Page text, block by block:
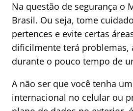
Na questão de segurança o
Brasil. Ou seja, tome
pertences e evite certas
dificilmente terá problemas,
durante o pouco tempo de
A não ser que você tenha
internacional no celular ou